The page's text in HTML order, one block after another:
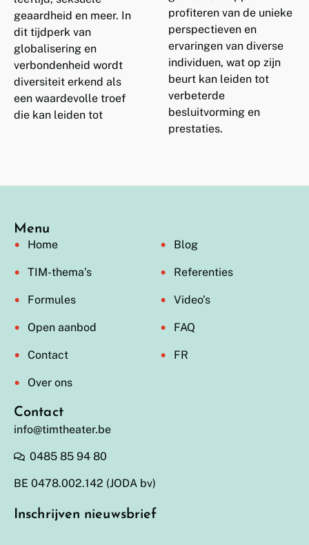
geaardheid en meer. In
dit tijdperk van
globalisering en
verbondenheid wordt
diversiteit erkend als
een waardevolle troef
die kan leiden tot
profiteren van de unieke
perspectieven en
ervaringen van diverse
individuen, wat op zijn
beurt kan leiden tot
verbeterde
besluitvorming en
prestaties.
Inschrijven nieuwsbrief
Contact
info@timtheater.be
0485 85 94 80
BE 0478.002.142 (JODA bv)
Menu
Home
TIM-thema’s
Formules
Open aanbod
Contact
Over ons
Blog
Referenties
Video’s
FAQ
FR